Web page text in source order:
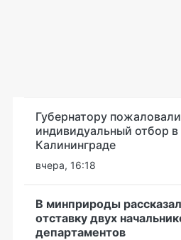
Губернатору
индивидуальный отбор в
Калининграде
вчера, 16:18
В минприроды
отставку двух
департаментов